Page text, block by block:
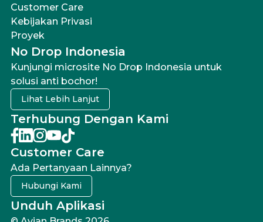
Customer Care
Kebijakan Privasi
Proyek
No Drop Indonesia
Kunjungi microsite No Drop Indonesia untuk
solusi anti bochor!
Lihat Lebih Lanjut
Terhubung Dengan Kami
Customer Care
Ada Pertanyaan Lainnya?
Hubungi Kami
Unduh Aplikasi